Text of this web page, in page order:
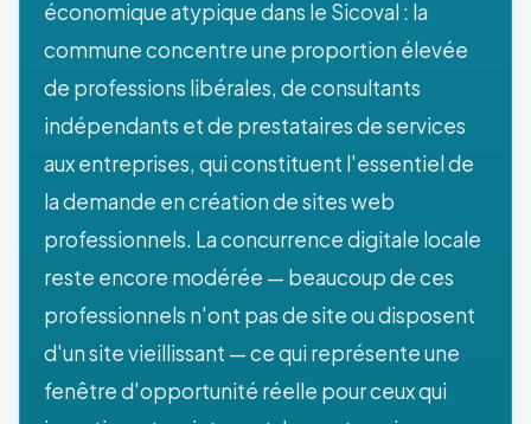
économique atypique dans le Sicoval : la
commune concentre une proportion élevée
de professions libérales, de consultants
indépendants et de prestataires de services
aux entreprises, qui constituent l'essentiel de
la demande en création de sites web
professionnels. La concurrence digitale locale
reste encore modérée — beaucoup de ces
professionnels n'ont pas de site ou disposent
d'un site vieillissant — ce qui représente une
fenêtre d'opportunité réelle pour ceux qui